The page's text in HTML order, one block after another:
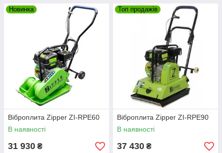
Новинка
Віброплита Zipper ZI-RPE60
В наявності
31 930 ₴
Топ продажів
Віброплита Zipper ZI-RPE90
В наявності
37 430 ₴